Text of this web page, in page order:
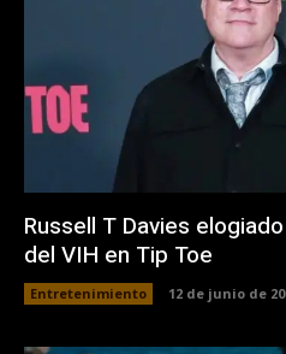
Russell T Davies
del VIH en Tip Toe
Entretenimiento 12 de junio de